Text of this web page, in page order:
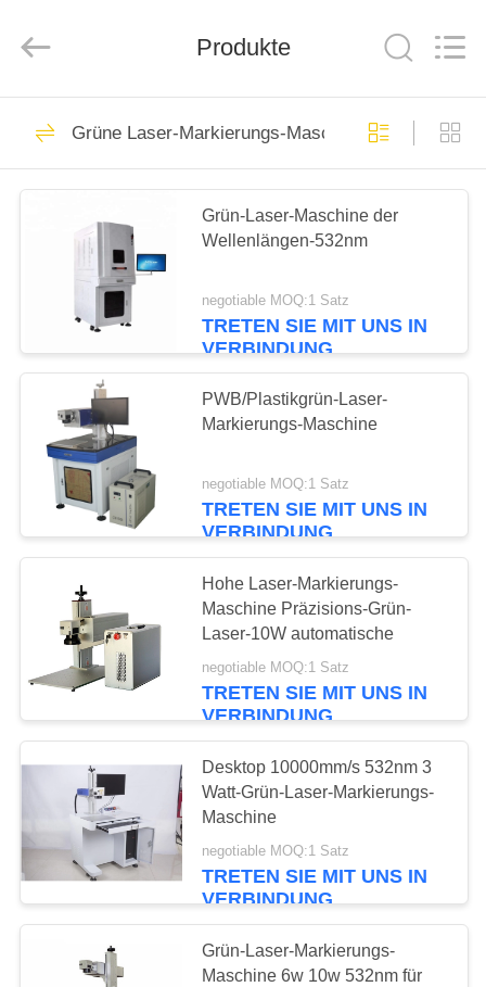
HAUS
PRODUKTE
ÜBER
FABRIK-
AUSFLUG
QUALITÄTSKONTROLLE
TRETEN
SIE
UNS
IN
VERBINDUNG
FORDERN
EIN
ZITAT
SITEMAP
Management
Services
Rights
Faser-Laser-
Markierungs-
Maschine
UV-Laser, der
Maschine markiert
7
CO2 Laser-
Markierungs-
Maschine
Tragbare Laser-
Markierungs-
Maschine
Produkte
Grüne Laser-Markierungs-Maschine
Grün-Laser-Maschine der
Wellenlängen-532nm
negotiable MOQ:1 Satz
TRETEN SIE MIT UNS IN
VERBINDUNG
PWB/Plastikgrün-Laser-
Markierungs-Maschine
negotiable MOQ:1 Satz
TRETEN SIE MIT UNS IN
VERBINDUNG
Hohe Laser-Markierungs-
Maschine Präzisions-Grün-
Laser-10W automatische
negotiable MOQ:1 Satz
TRETEN SIE MIT UNS IN
VERBINDUNG
Desktop 10000mm/s 532nm 3
Watt-Grün-Laser-Markierungs-
Maschine
negotiable MOQ:1 Satz
TRETEN SIE MIT UNS IN
VERBINDUNG
Grün-Laser-Markierungs-
Maschine 6w 10w 532nm für